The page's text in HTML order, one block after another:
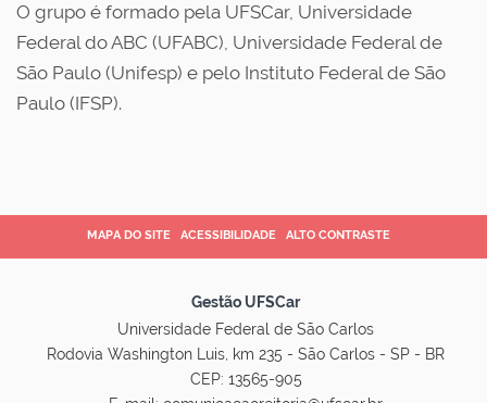
O grupo é formado pela UFSCar, Universidade
Federal do ABC (UFABC), Universidade Federal de
São Paulo (Unifesp) e pelo Instituto Federal de São
Paulo (IFSP).
MAPA DO SITE ACESSIBILIDADE ALTO CONTRASTE
Gestão UFSCar
Universidade Federal de São Carlos
Rodovia Washington Luis, km 235 - São Carlos - SP - BR
CEP: 13565-905